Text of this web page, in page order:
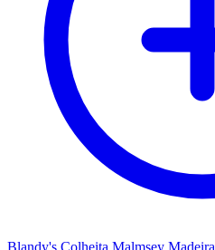
Blandy's Colheita Malmsey Madeira